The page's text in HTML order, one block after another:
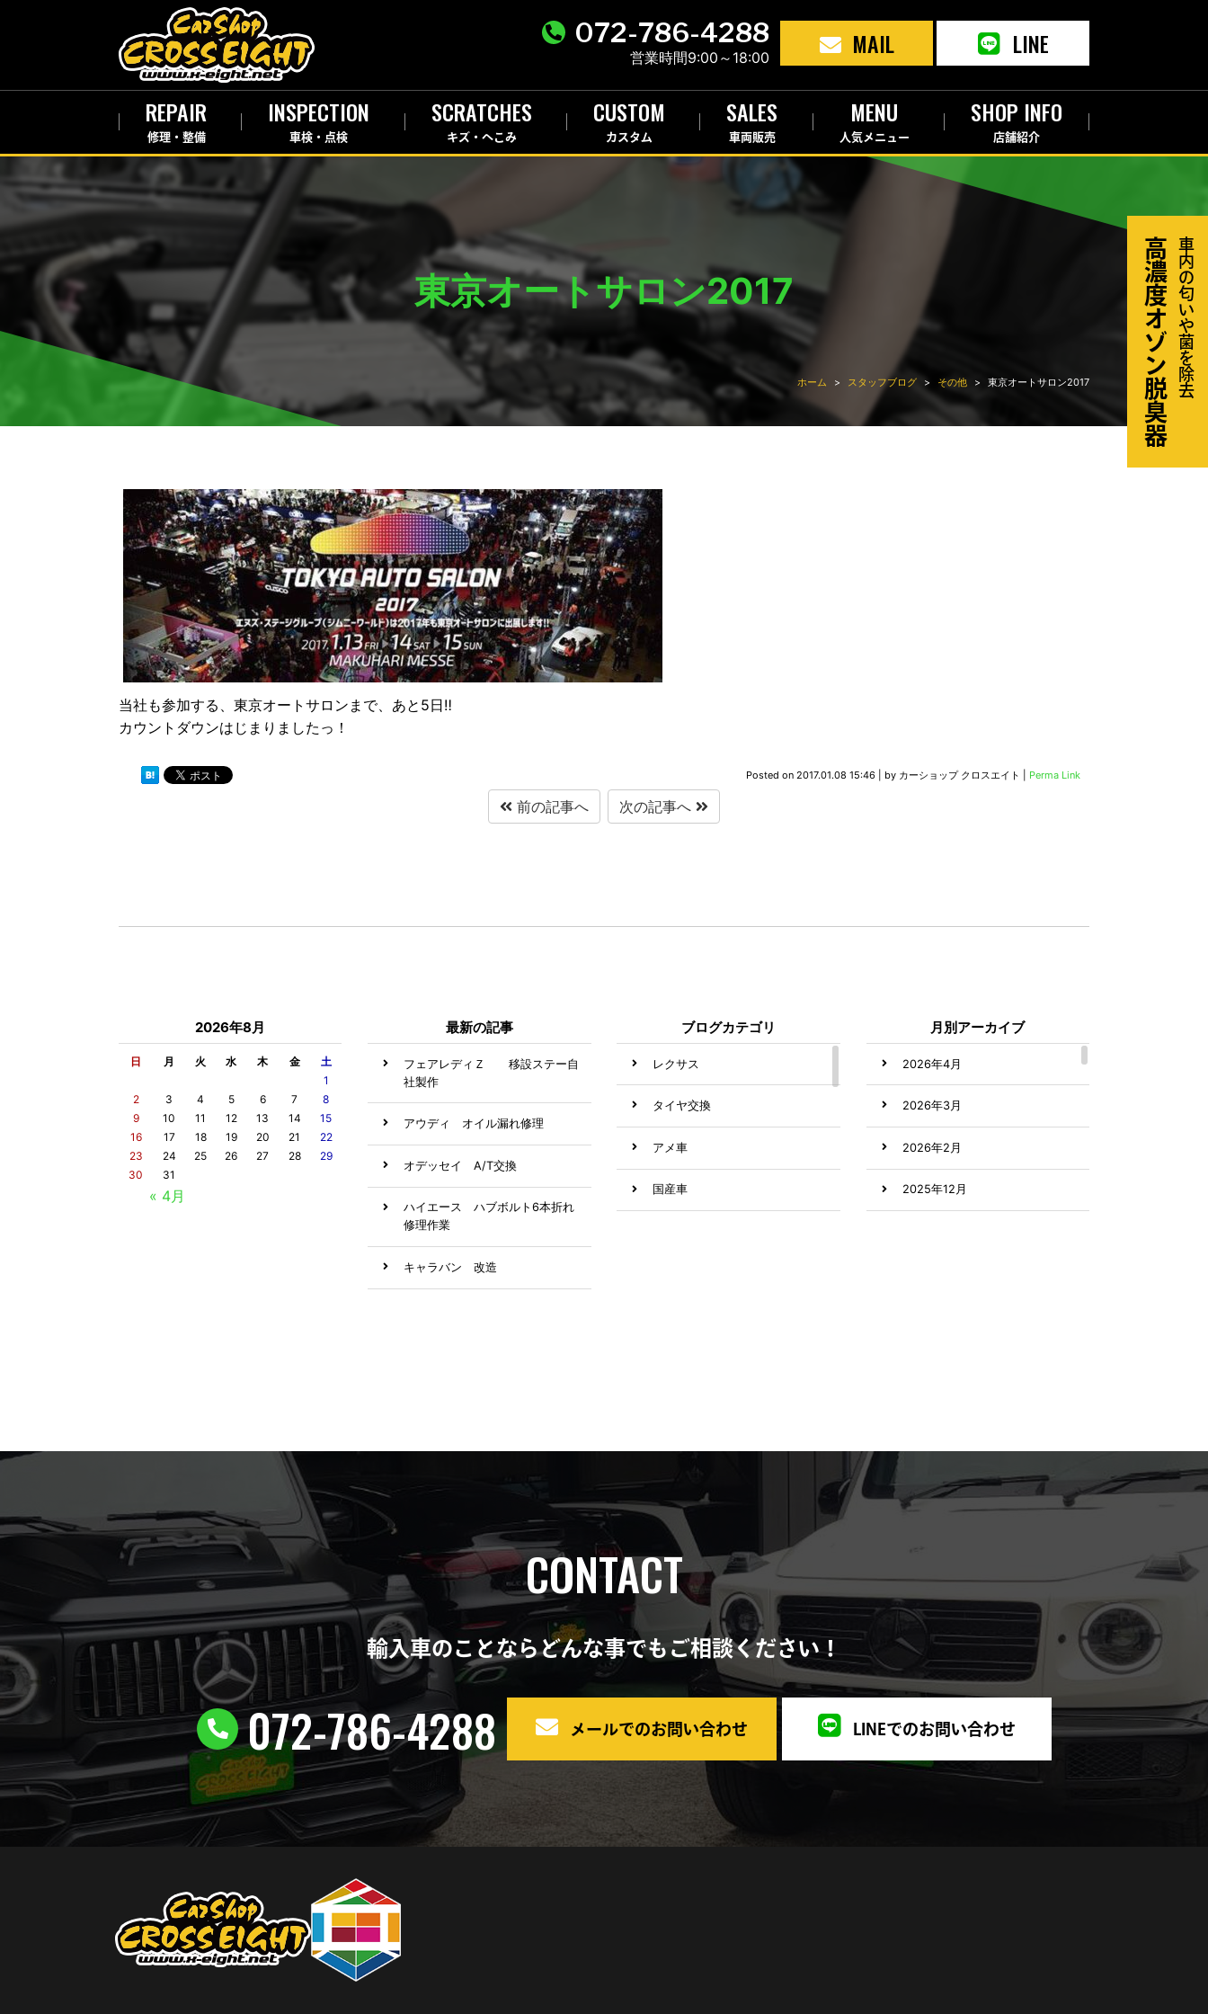
車内の匂いや菌を除去
高濃度オゾン脱臭器
072-786-4288
営業時間9:00～18:00 MAIL LINE
REPAIR
修理・整備
INSPECTION
車検・点検
SCRATCHES
キズ・へこみ
CUSTOM
カスタム
SALES
車両販売
MENU
人気メニュー
SHOP INFO
店舗紹介
ホーム スタッフブログ その他 東京オートサロン2017
東京オートサロン2017
当社も参加する、東京オートサロンまで、あと5日‼️
カウントダウンはじまりましたっ！
Posted on 2017.01.08 15:46| by カーショップ クロスエイト Perma Link
前の記事へ 次の記事へ
2026年8月
日 月 火 水 木 金 土
« 4月
1
2
3 4 5 6 7
8
9
10 11 12 13 14
15
16
17 18 19 20 21
22
23
24 25 26 27 28
29
30
31
最新の記事
フェアレディＺ 移設ステー自
社製作
アウディ オイル漏れ修理
オデッセイ A/T交換
ハイエース ハブボルト6本折れ
修理作業
キャラバン 改造
ブログカテゴリ
レクサス
タイヤ交換
アメ車
国産車
リジカラ
キズ防止
ポルシェ
イベント
中古車販売
月別アーカイブ
2026年4月
2026年3月
2026年2月
2025年12月
2023年5月
2023年2月
2023年1月
2022年11月
2022年10月
2022年9月
CONTACT
輸入車のことならどんな事でもご相談ください！
072-786-4288 メールでのお問い合わせ LINEでのお問い合わせ